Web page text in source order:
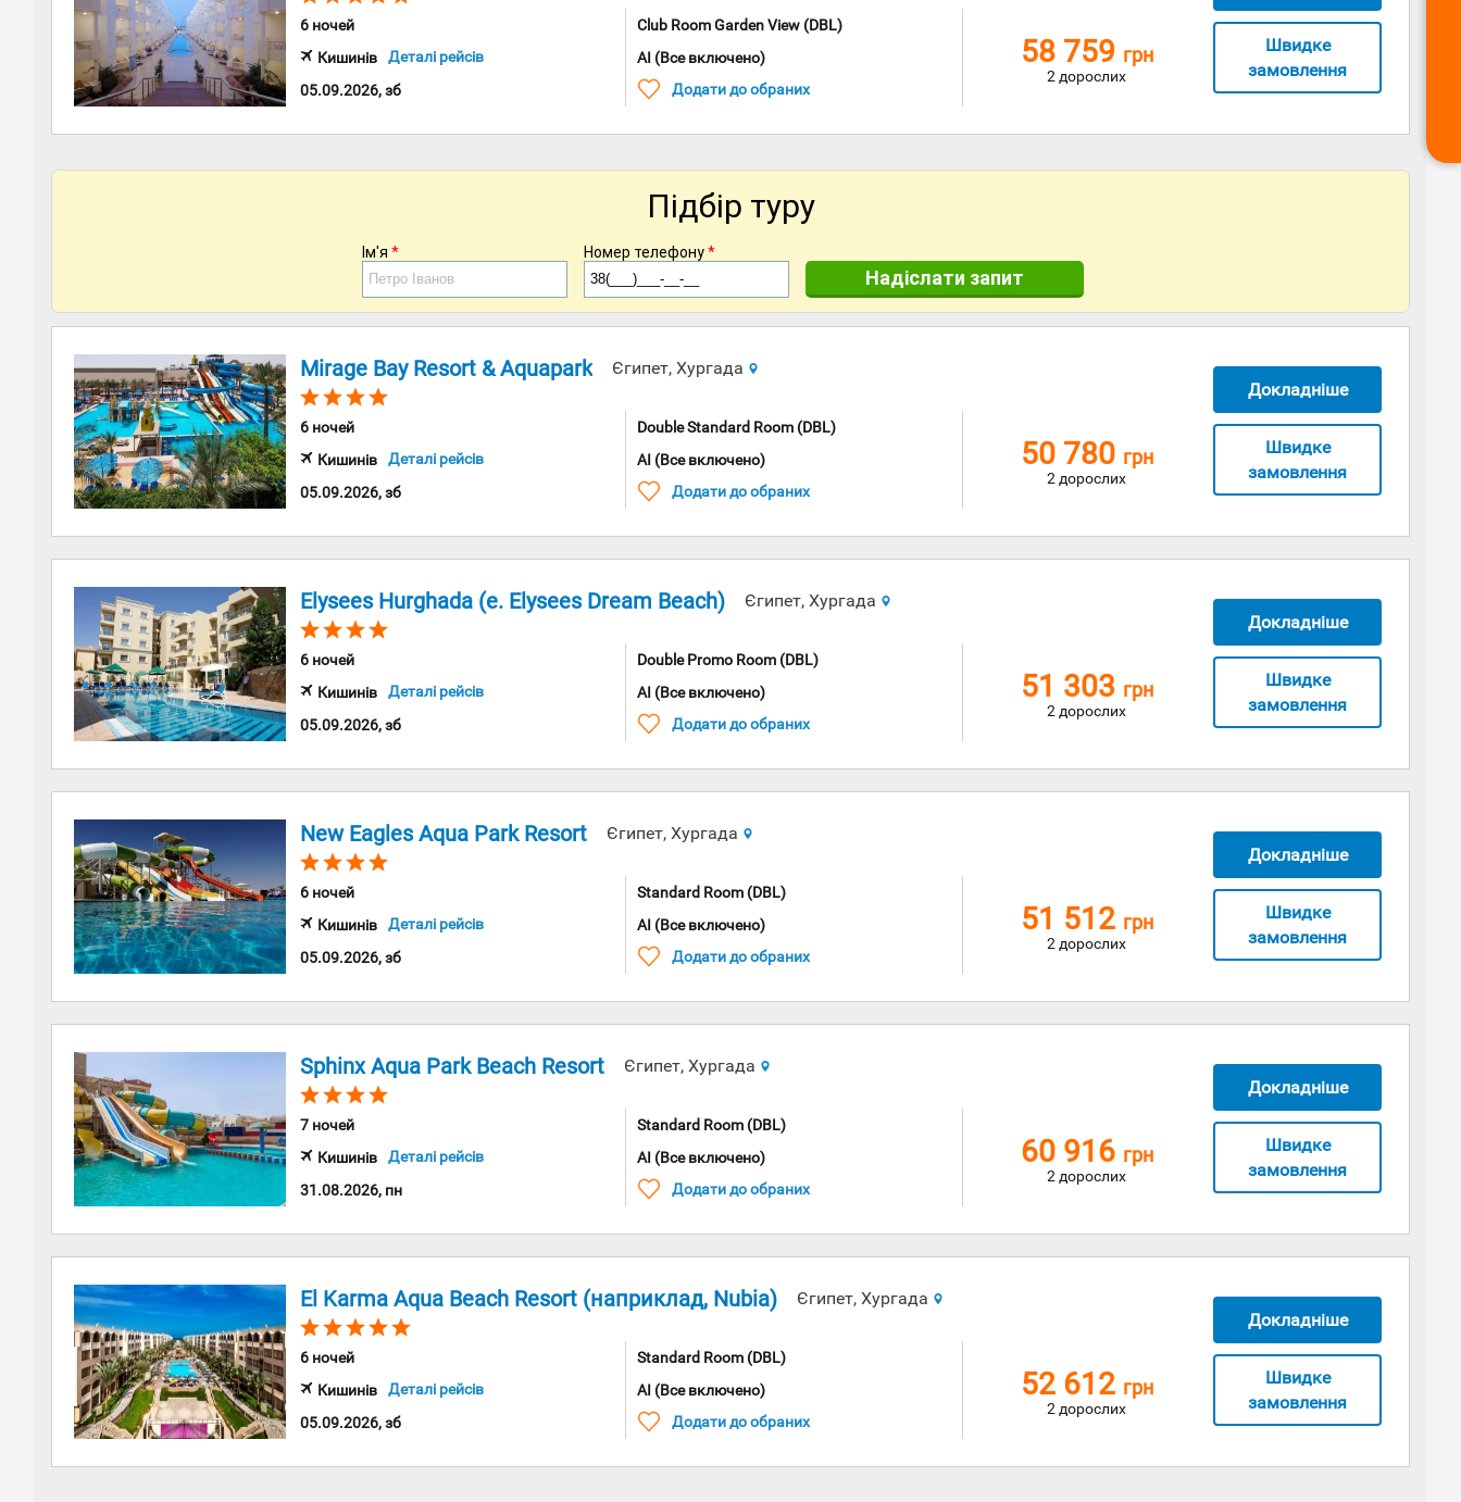
6 ночей
Кишинів
Деталі рейсів
05.09.2026, зб
Club Room Garden View (DBL)
AI (Все включено)
Додати до обраних
58 759 грн
2 дорослих
Швидке
замовлення
Підбір туру
Ім'я * Номер телефону*
Надіслати запит
Mirage Bay Resort & Aquapark Єгипет, Хургада
6 ночей
Кишинів
Деталі рейсів
05.09.2026, зб
Double Standard Room (DBL)
AI (Все включено)
Додати до обраних
50 780 грн
2 дорослих
Докладніше
Швидке
замовлення
Elysees Hurghada (е. Elysees Dream Beach) Єгипет, Хургада
6 ночей
Кишинів
Деталі рейсів
05.09.2026, зб
Double Promo Room (DBL)
AI (Все включено)
Додати до обраних
51 303 грн
2 дорослих
Докладніше
Швидке
замовлення
New Eagles Aqua Park Resort Єгипет, Хургада
6 ночей
Кишинів
Деталі рейсів
05.09.2026, зб
Standard Room (DBL)
AI (Все включено)
Додати до обраних
51 512 грн
2 дорослих
Докладніше
Швидке
замовлення
Sphinx Aqua Park Beach Resort Єгипет, Хургада
7 ночей
Кишинів
Деталі рейсів
31.08.2026, пн
Standard Room (DBL)
AI (Все включено)
Додати до обраних
60 916 грн
2 дорослих
Докладніше
Швидке
замовлення
El Karma Aqua Beach Resort (наприклад, Nubia) Єгипет, Хургада
6 ночей
Кишинів
Деталі рейсів
05.09.2026, зб
Standard Room (DBL)
AI (Все включено)
Додати до обраних
52 612 грн
2 дорослих
Докладніше
Швидке
замовлення